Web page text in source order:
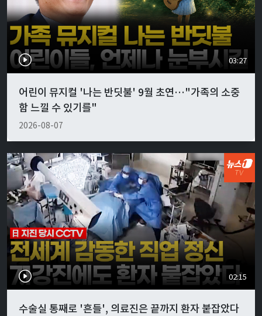
03:27
어린이 뮤지컬 '나는 반딧불' 9월 초연…"가족의 소중
함 느낄 수 있기를"
2026-08-07
02:15
수술실 통째로 '흔들', 의료진은 끝까지 환자 붙잡았다